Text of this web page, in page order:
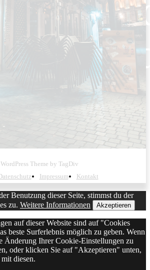
Theme by TagDiv
Impressum Kontakt
Benutzung dieser Seite, stimmst du der
zu. Weitere Informationen Akzeptieren
auf dieser Website sind auf "Cookies
beste Surferlebnis möglich zu geben. Wenn
Änderung Ihrer Cookie-Einstellungen zu
oder klicken Sie auf "Akzeptieren" unten,
diesen.